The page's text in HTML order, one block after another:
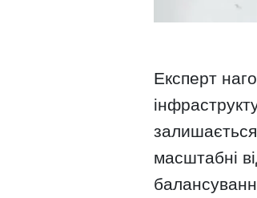
Експерт
масштабні